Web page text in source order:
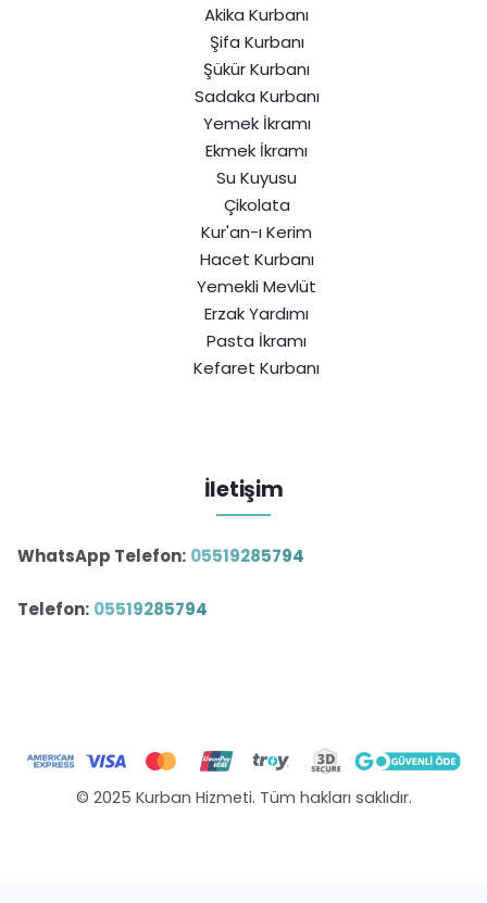
Akika Kurbanı
Şifa Kurbanı
Şükür Kurbanı
Sadaka Kurbanı
Yemek İkramı
Ekmek İkramı
Su Kuyusu
Çikolata
Kur'an-ı Kerim
Hacet Kurbanı
Yemekli Mevlüt
Erzak Yardımı
Pasta İkramı
Kefaret Kurbanı
İletişim
WhatsApp Telefon: 05519285794
Telefon: 05519285794
© 2025 Kurban Hizmeti. Tüm hakları saklıdır.